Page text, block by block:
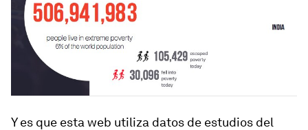
Y es que esta web utiliza datos de estudios del